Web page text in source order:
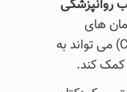
روانپزشکی
های
مختلفی مانند درمان شناختی رفتاری (CBT) می تواند به
کمک کند.